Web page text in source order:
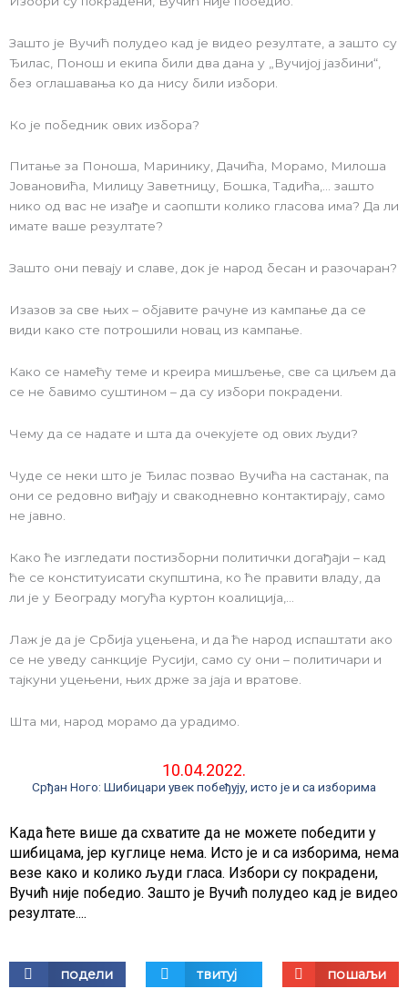
Зашто је Вучић полудео кад је видео резултате, а зашто су
Ђилас, Понош и екипа били два дана у „Вучијој јазбини“,
без оглашавања ко да нису били избори.
Ко је победник ових избора?
Питање за Поноша, Маринику, Дачића, Морамо, Милоша
Јовановића, Милицу Заветницу, Бошка, Тадића,… зашто
нико од вас не изађе и саопшти колико гласова има? Да ли
имате ваше резултате?
Зашто они певају и славе, док је народ бесан и разочаран?
Изазов за све њих – објавите рачуне из кампање да се
види како сте потрошили новац из кампање.
Како се намећу теме и креира мишљење, све са циљем да
се не бавимо суштином – да су избори покрадени.
Чему да се надате и шта да очекујете од ових људи?
Чуде се неки што је Ђилас позвао Вучића на састанак, па
они се редовно виђају и свакодневно контактирају, само
не јавно.
Како ће изгледати постизборни политички догађаји – кад
ће се конституисати скупштина, ко ће правити владу, да
ли је у Београду могућа куртон коалиција,…
Лаж је да је Србија уцењена, и да ће народ испаштати ако
се не уведу санкције Русији, само су они – политичари и
тајкуни уцењени, њих држе за јаја и вратове.
Шта ми, народ морамо да урадимо.
10.04.2022.
Срђан Ного: Шибицари увек побеђују, исто је и са изборима
Када ћете више да схватите да не можете победити у
шибицама, јер куглице нема. Исто је и са изборима, нема
везе како и колико људи гласа. Избори су покрадени,
Вучић није победио. Зашто је Вучић полудео кад је видео
резултате....
Share
подели
Share
твитуј
Share
пошаљи